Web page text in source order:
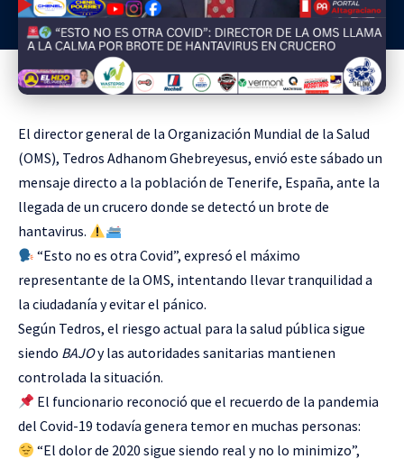
El director general de la Organización Mundial de la Salud
(OMS), Tedros Adhanom Ghebreyesus, envió este sábado un
mensaje directo a la población de Tenerife, España, ante la
llegada de un crucero donde se detectó un brote de
hantavirus.
“Esto no es otra Covid”, expresó el máximo
representante de la OMS, intentando llevar tranquilidad a
la ciudadanía y evitar el pánico.
Según Tedros, el riesgo actual para la salud pública sigue
siendo BAJOy las autoridades sanitarias mantienen
controlada la situación.
El funcionario reconoció que el recuerdo de la pandemia
del Covid-19 todavía genera temor en muchas personas:
“El dolor de 2020 sigue siendo real y no lo minimizo”,